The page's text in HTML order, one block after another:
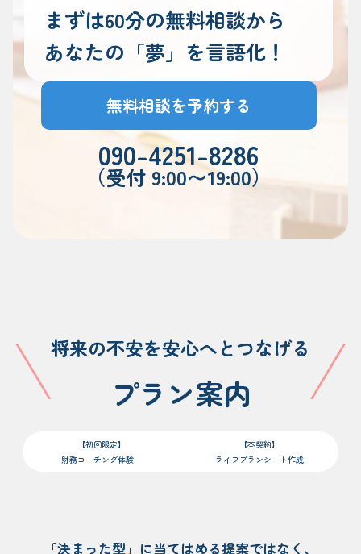
まずは60分の無料相談から
あなたの「夢」を言語化！
無料相談を予約する
090-4251-8286
（受付 9:00〜19:00）
将来の不安を安心へとつなげる
プラン案内
【初回限定】
財務コーチング体験
【本契約】
ライフプランシート作成
「決まった型」に当てはめる提案ではなく、